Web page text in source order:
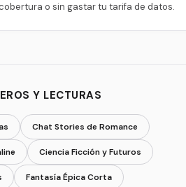
o sin gastar tu tarifa de datos.
Y LECTURAS
Chat Stories de Romance
Ciencia Ficción y Futuros
Fantasía Épica Corta